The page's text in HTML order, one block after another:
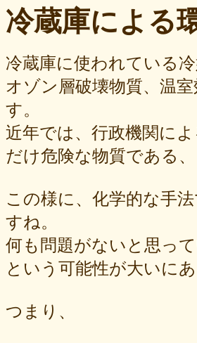
冷蔵庫による
冷蔵庫に使われている
オゾン層破壊物質、温
す。
近年では、行政機関に
だけ危険な物質である
この様に、化学的な手
すね。
何も問題がないと思っ
という可能性が大いにあ
つまり、